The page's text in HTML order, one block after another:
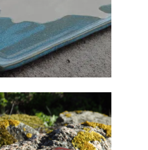
SUSHI KOMPLEKT II